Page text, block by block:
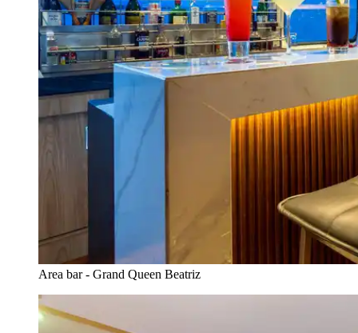
Area bar - Grand Queen Beatriz